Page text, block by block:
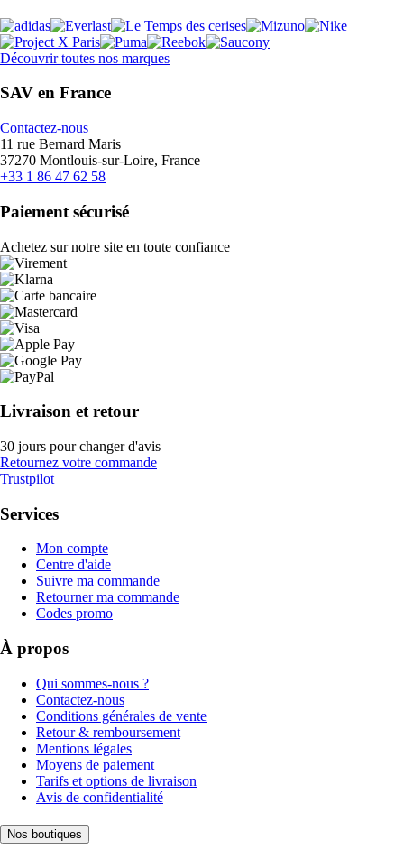
Découvrir toutes nos marques
SAV en France
Contactez-nous
11 rue Bernard Maris
37270 Montlouis-sur-Loire, France
+33 1 86 47 62 58
Paiement sécurisé
Achetez sur notre site en toute confiance
Livraison et retour
30 jours pour changer d'avis
Retournez votre commande
Trustpilot
Services
Mon compte
Centre d'aide
Suivre ma commande
Retourner ma commande
Codes promo
À propos
Qui sommes-nous ?
Contactez-nous
Conditions générales de vente
Retour & remboursement
Mentions légales
Moyens de paiement
Tarifs et options de livraison
Avis de confidentialité
Nos boutiques